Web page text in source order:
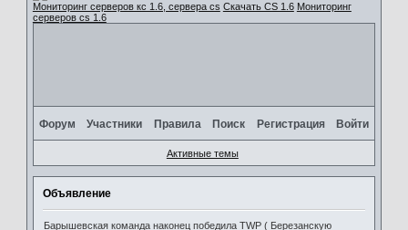
Мониторинг серверов кс 1.6, сервера cs Скачать CS 1.6 Мониторинг
серверов cs 1.6
Форум Участники Правила Поиск Регистрация Войти
Активные темы
Объявление
Барышевская команда наконец победила TWP ( Березанскую